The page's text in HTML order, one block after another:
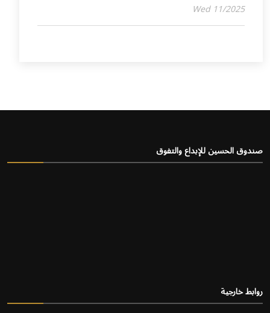
Wed 11/2025
صندوق الحسين للإبداع والتفوق
روابط خارجية